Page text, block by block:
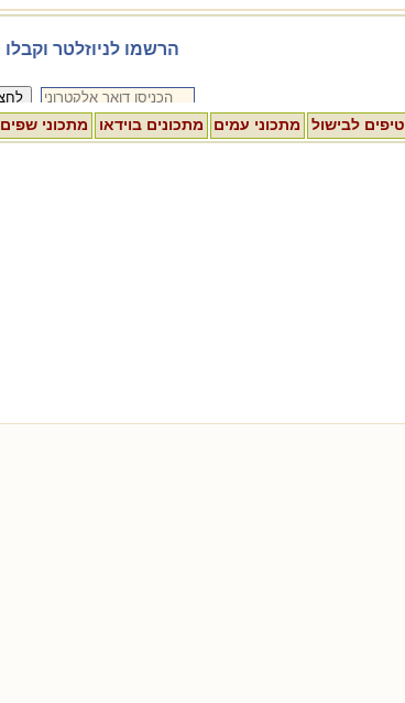
טיפים לבישול מתכוני עמים מתכונים בוידאו מתכוני שפים